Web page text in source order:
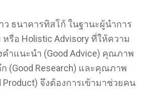
ว ธนาคารทิสโก้ ในฐานะผู้นำการ
รือ Holistic Advisory ที่ให้ความ
แนะนำ (Good Advice) คุณภาพ
(Good Research) และคุณภาพ
จึงต้องการเข้ามาช่วยคน